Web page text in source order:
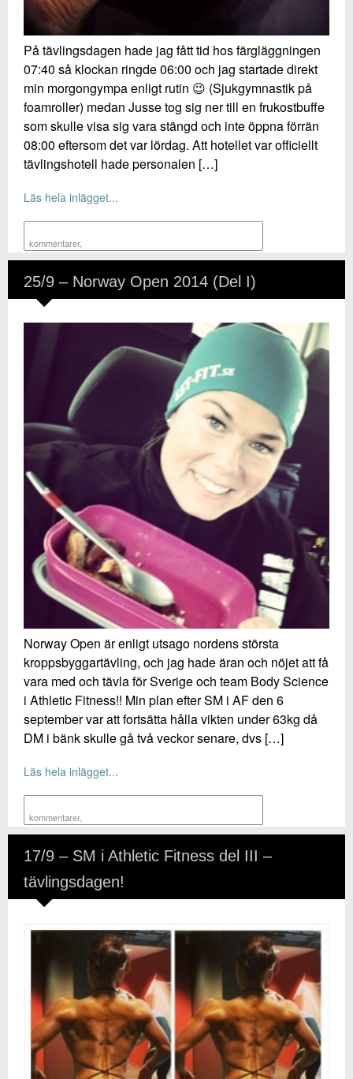
På tävlingsdagen hade jag fått tid hos färgläggningen
07:40 så klockan ringde 06:00 och jag startade direkt
min morgongympa enligt rutin 😉 (Sjukgymnastik på
foamroller) medan Jusse tog sig ner till en frukostbuffe
som skulle visa sig vara stängd och inte öppna förrän
08:00 eftersom det var lördag. Att hotellet var officiellt
tävlingshotell hade personalen […]
Läs hela inlägget...
kommentarer,
25/9 – Norway Open 2014 (Del I)
Norway Open är enligt utsago nordens största
kroppsbyggartävling, och jag hade äran och nöjet att få
vara med och tävla för Sverige och team Body Science
i Athletic Fitness!! Min plan efter SM i AF den 6
september var att fortsätta hålla vikten under 63kg då
DM i bänk skulle gå två veckor senare, dvs […]
Läs hela inlägget...
kommentarer,
17/9 – SM i Athletic Fitness del III –
tävlingsdagen!